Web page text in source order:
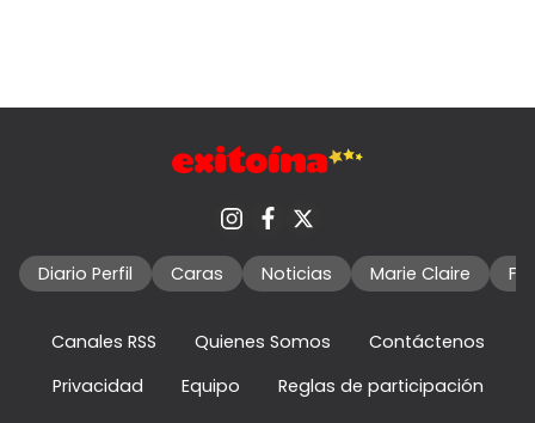
Diario Perfil Caras Noticias Marie Claire
Canales RSS Quienes Somos
Contáctenos
Privacidad
Equipo
Reglas de participación